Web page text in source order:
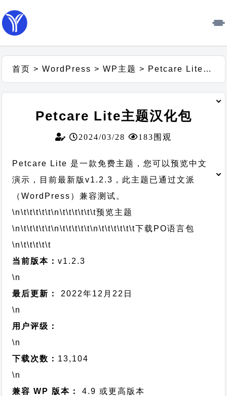
首页 >WordPress >WP主题 > Petcare Lite主题汉化包
Petcare Lite主题汉化包
2024/03/28 183围观
Petcare Lite 是一款免费主题，您可以预览中文
演示，目前最新版v1.2.3，此主题已通过文派
（WordPress）兼容测试。
\n\t\t\t\t\t\n\t\t\t\t\t\t预览主题
\n\t\t\t\t\t\n\t\t\t\t\t\n\t\t\t\t\t\t下载PO语言包
\n\t\t\t\t\t
当前版本：v1.2.3
\n
最后更新：
2022年12月22日
\n
用户评级：
\n
下载次数： 13,104
\n
兼容 WP 版本：
4.9 或更高版本